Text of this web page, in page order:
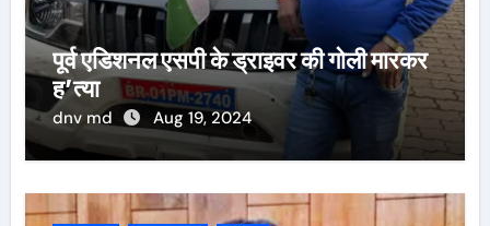
पूर्व एडिशनल एसपी के ड्राइवर की गोली मारकर
ह’त्या
dnv md Aug 19, 2024